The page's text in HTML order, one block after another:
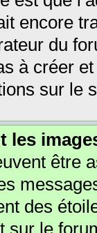
encore
du
à créer
sur le
les
être
des
sur le